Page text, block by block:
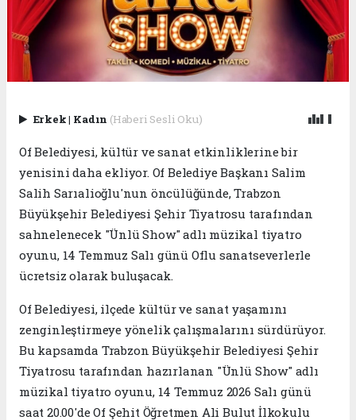
Erkek| Kadın (Haberi Sesli Oku)
Of Belediyesi, kültür ve sanat etkinliklerine bir
yenisini daha ekliyor. Of Belediye Başkanı Salim
Salih Sarıalioğlu'nun öncülüğünde, Trabzon
Büyükşehir Belediyesi Şehir Tiyatrosu tarafından
sahnelenecek "Ünlü Show" adlı müzikal tiyatro
oyunu, 14 Temmuz Salı günü Oflu sanatseverlerle
ücretsiz olarak buluşacak.
Of Belediyesi, ilçede kültür ve sanat yaşamını
zenginleştirmeye yönelik çalışmalarını sürdürüyor.
Bu kapsamda Trabzon Büyükşehir Belediyesi Şehir
Tiyatrosu tarafından hazırlanan "Ünlü Show" adlı
müzikal tiyatro oyunu, 14 Temmuz 2026 Salı günü
saat 20.00'de Of Şehit Öğretmen Ali Bulut İlkokulu